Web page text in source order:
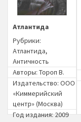
Атлантида
Рубрики:
Атлантида,
Античность
Авторы: Тороп В.
Издательство: ООО
«Киммерийский
центр» (Москва)
Год издания: 2009